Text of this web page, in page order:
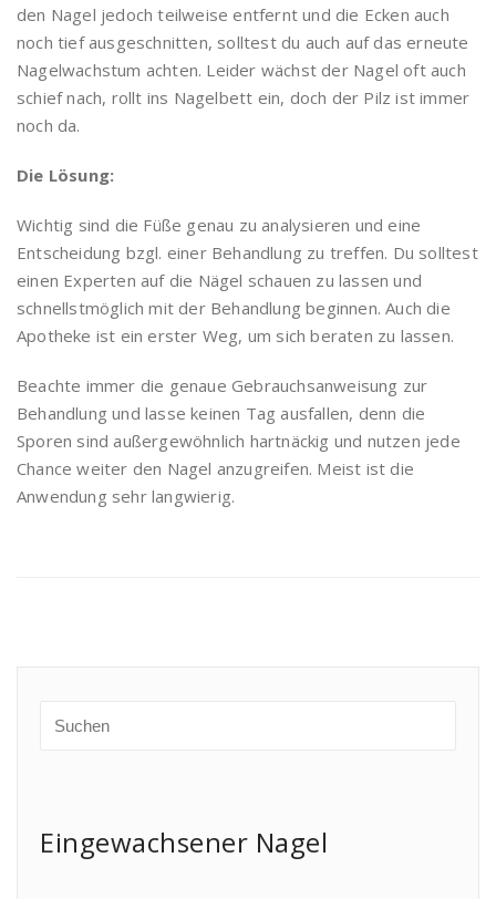
den Nagel jedoch teilweise entfernt und die Ecken auch
noch tief ausgeschnitten, solltest du auch auf das erneute
Nagelwachstum achten. Leider wächst der Nagel oft auch
schief nach, rollt ins Nagelbett ein, doch der Pilz ist immer
noch da.
Die Lösung:
Wichtig sind die Füße genau zu analysieren und eine
Entscheidung bzgl. einer Behandlung zu treffen. Du solltest
einen Experten auf die Nägel schauen zu lassen und
schnellstmöglich mit der Behandlung beginnen. Auch die
Apotheke ist ein erster Weg, um sich beraten zu lassen.
Beachte immer die genaue Gebrauchsanweisung zur
Behandlung und lasse keinen Tag ausfallen, denn die
Sporen sind außergewöhnlich hartnäckig und nutzen jede
Chance weiter den Nagel anzugreifen. Meist ist die
Anwendung sehr langwierig.
Eingewachsener Nagel